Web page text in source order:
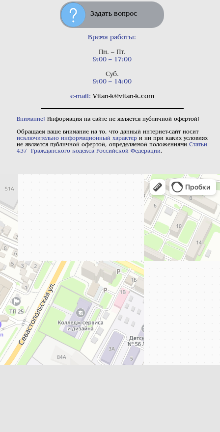
Задать вопрос
Время работы:
Пн. – Пт.
9:00 – 17:00
Суб.
9:00 – 14:00
e-mail: Vitan-k@vitan-k.com
Внимание! Информация на сайте не является публичной офертой!
Обращаем ваше внимание на то, что данный интернет-сайт носит
исключительно информационный характери ни при каких условиях
не является публичной офертой, определяемой положениями Статьи
437 Гражданского кодекса Российской Федерации.